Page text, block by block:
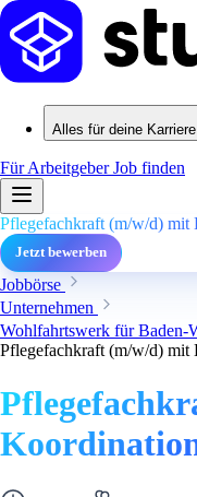
Alles für deine Karriere
Für ArbeitgeberJob finden
Pflegefachkraft (m/w/d) mit
Jetzt bewerben
Jobbörse
Unternehmen
Wohlfahrtswerk für Baden-
Pflegefachkraft (m/w/d) mit